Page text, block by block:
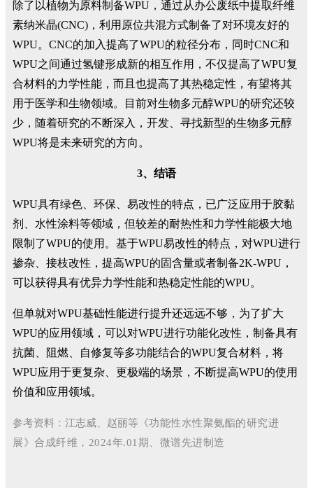
除了以植物为原料制备WPU，通过从办公废纸中提取纤维
素纳米晶(CNC)，利用原位共混方式制备了对环境友好的
WPU。CNC的加入提高了WPU的粒径分布，同时CNC和
WPU之间通过氢键形成新的相互作用，不仅提高了WPU复
合材料的力学性能，而且也提高了其热稳定性，有望将其
用于医学和生物领域。目前对生物多元醇WPU的研究还较
少，随着研究的不断深入，开发、寻找新型的生物多元醇
WPU将是未来研究的方向。
3、结语
WPU具有绿色、环保、易改性的特点，已广泛应用于胶黏
剂、水性涂料等领域，但较差的耐热性和力学性能极大地
限制了WPU的使用。基于WPU易改性的特点，对WPU进行
掺杂、接枝改性，提高WPU的固含量或者制备2K-WPU，
可以获得具有优异力学性能和热稳定性能的WPU。
但单就对WPU基础性能进行提升还远远不够，为了扩大
WPU的应用领域，可以对WPU进行功能化改性，制备具有
抗菌、阻燃、自修复等多功能结合的WPU复合材料，将
WPU应用于更复杂、更极端的场景，不断提高WPU的使用
价值和应用领域。
参考资料：江志威、赵丽等《功能性水性聚氨酯的研究进
展》合成纤维，2024年.01期、微谱先进制造